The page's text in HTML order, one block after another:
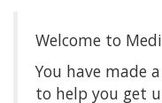
Welcome to
You have made
to help you get